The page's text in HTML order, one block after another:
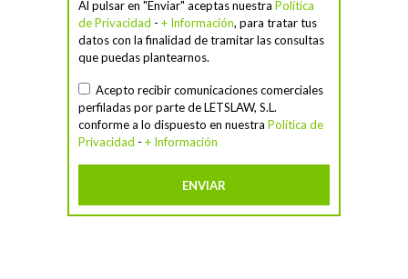
Al pulsar en "Enviar" aceptas nuestra Política
de Privacidad - + Información, para tratar tus
datos con la finalidad de tramitar las consultas
que puedas plantearnos.
Acepto recibir comunicaciones comerciales
perfiladas por parte de LETSLAW, S.L.
conforme a lo dispuesto en nuestra Política de
Privacidad - + Información